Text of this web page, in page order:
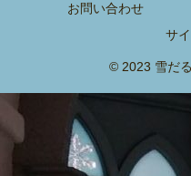
お問い合わせ
サ
© 2023 雪だ